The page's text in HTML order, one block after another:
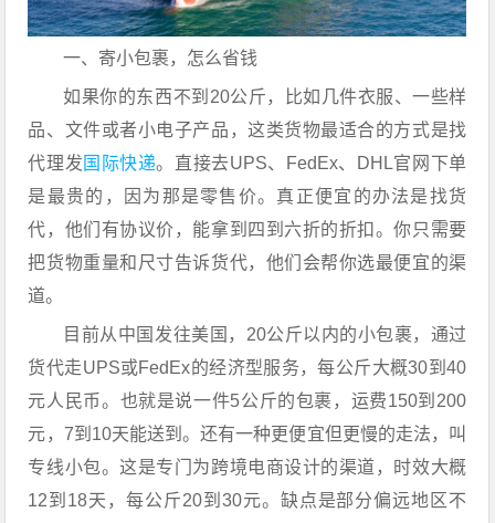
一、寄小包裹，怎么省钱
如果你的东西不到20公斤，比如几件衣服、一些样
品、文件或者小电子产品，这类货物最适合的方式是找
代理发 国际快递。直接去UPS、FedEx、DHL官网下单
是最贵的，因为那是零售价。真正便宜的办法是找货
代，他们有协议价，能拿到四到六折的折扣。你只需要
把货物重量和尺寸告诉货代，他们会帮你选最便宜的渠
道。
目前从中国发往美国，20公斤以内的小包裹，通过
货代走UPS或FedEx的经济型服务，每公斤大概30到40
元人民币。也就是说一件5公斤的包裹，运费150到200
元，7到10天能送到。还有一种更便宜但更慢的走法，叫
专线小包。这是专门为跨境电商设计的渠道，时效大概
12到18天，每公斤20到30元。缺点是部分偏远地区不